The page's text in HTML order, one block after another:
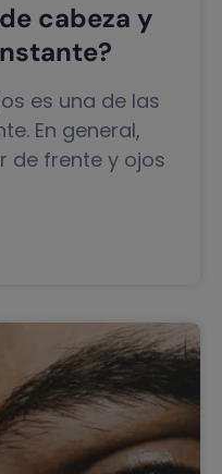
cabeza y
es una de las
En general,
de frente y ojos